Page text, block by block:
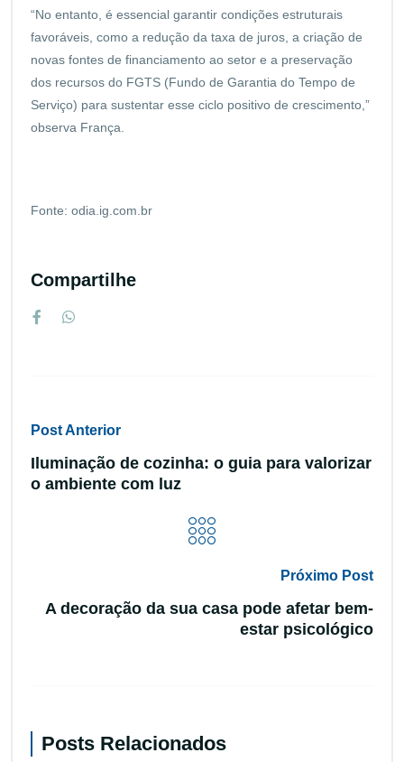
“No entanto, é essencial garantir condições estruturais
favoráveis, como a redução da taxa de juros, a criação de
novas fontes de financiamento ao setor e a preservação
dos recursos do FGTS (Fundo de Garantia do Tempo de
Serviço) para sustentar esse ciclo positivo de crescimento,”
observa França.
Fonte: odia.ig.com.br
Compartilhe
Post Anterior
Iluminação de cozinha: o guia para valorizar
o ambiente com luz
Próximo Post
A decoração da sua casa pode afetar bem-
estar psicológico
Posts Relacionados